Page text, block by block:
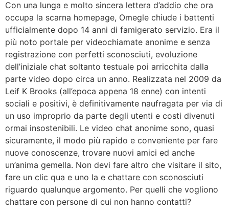
Con una lunga e molto sincera lettera d’addio che ora
occupa la scarna homepage, Omegle chiude i battenti
ufficialmente dopo 14 anni di famigerato servizio. Era il
più noto portale per videochiamate anonime e senza
registrazione con perfetti sconosciuti, evoluzione
dell’iniziale chat soltanto testuale poi arricchita dalla
parte video dopo circa un anno. Realizzata nel 2009 da
Leif K Brooks (all’epoca appena 18 enne) con intenti
sociali e positivi, è definitivamente naufragata per via di
un uso improprio da parte degli utenti e costi divenuti
ormai insostenibili. Le video chat anonime sono, quasi
sicuramente, il modo più rapido e conveniente per fare
nuove conoscenze, trovare nuovi amici ed anche
un’anima gemella. Non devi fare altro che visitare il sito,
fare un clic qua e uno la e chattare con sconosciuti
riguardo qualunque argomento. Per quelli che vogliono
chattare con persone di cui non hanno contatti?